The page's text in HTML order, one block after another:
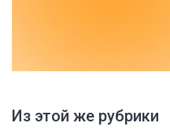
Из этой же рубрики